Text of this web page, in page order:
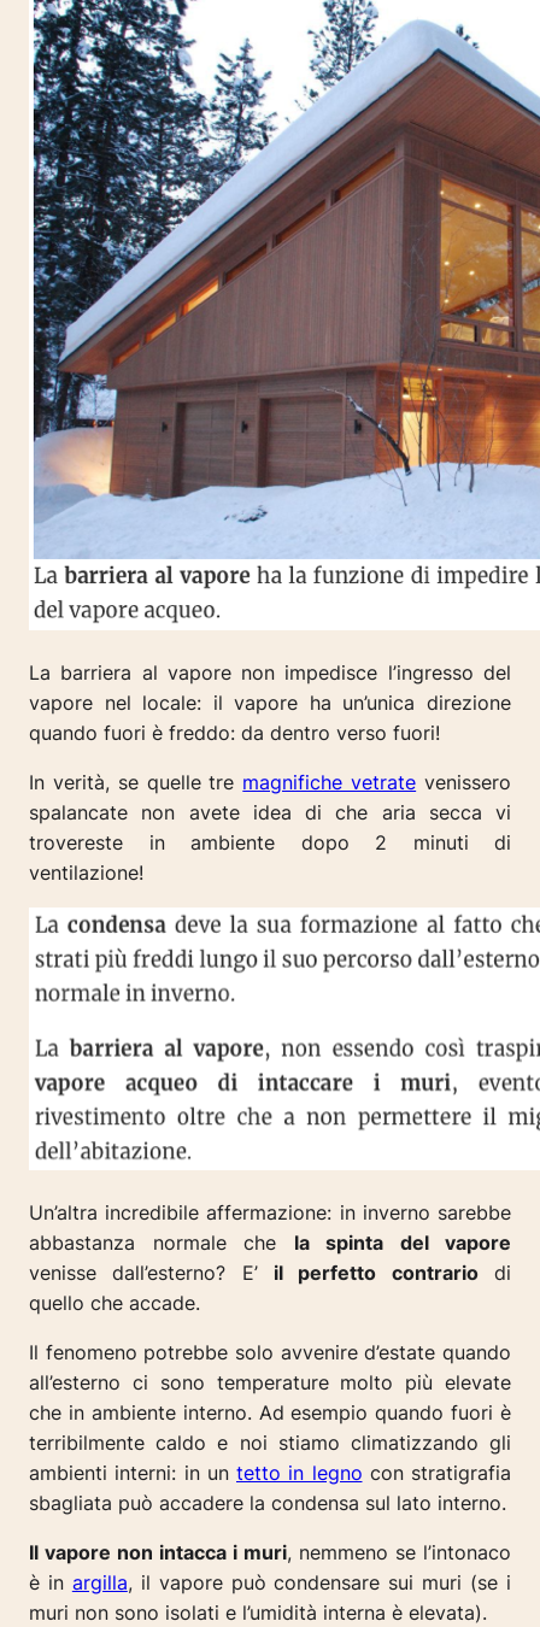
La barriera al vapore non impedisce l’ingresso del
vapore nel locale: il vapore ha un’unica direzione
quando fuori è freddo: da dentro verso fuori!
In verità, se quelle tre magnifiche vetrate venissero
spalancate non avete idea di che aria secca vi
trovereste in ambiente dopo 2 minuti di
ventilazione!
Un’altra incredibile affermazione: in inverno sarebbe
abbastanza normale che la spinta del vapore
venisse dall’esterno? E’ il perfetto contrariodi
quello che accade.
Il fenomeno potrebbe solo avvenire d’estate quando
all’esterno ci sono temperature molto più elevate
che in ambiente interno. Ad esempio quando fuori è
terribilmente caldo e noi stiamo climatizzando gli
ambienti interni: in un tetto in legno con stratigrafia
sbagliata può accadere la condensa sul lato interno.
Il vapore non intacca i muri, nemmeno se l’intonaco
è in argilla, il vapore può condensare sui muri (se i
muri non sono isolati e l’umidità interna è elevata).